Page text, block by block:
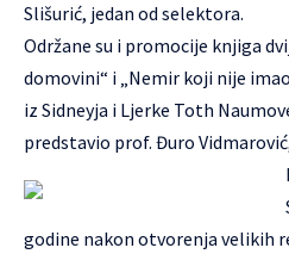
Slišurić, jedan od selektora.
Održane su i promocije knjiga
domovini“ i „Nemir koji nije
iz Sidneyja i Ljerke Toth
predstavio prof. Đuro
godine nakon otvorenja velikih